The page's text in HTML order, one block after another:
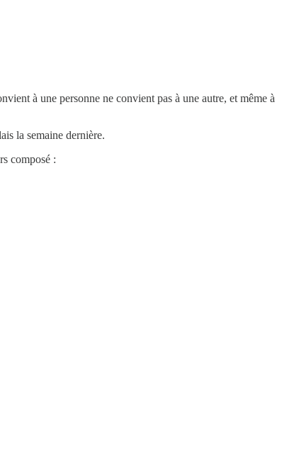
à une personne ne convient pas à une autre, et même à
la semaine dernière.
composé :